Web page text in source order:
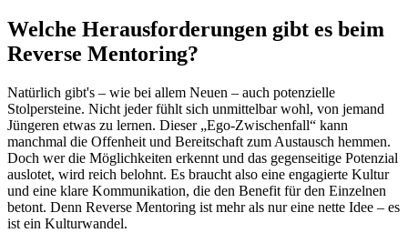
Welche Herausforderungen gibt es beim
Reverse Mentoring?
Natürlich gibt's – wie bei allem Neuen – auch potenzielle
Stolpersteine. Nicht jeder fühlt sich unmittelbar wohl, von jemand
Jüngeren etwas zu lernen. Dieser „Ego-Zwischenfall“ kann
manchmal die Offenheit und Bereitschaft zum Austausch hemmen.
Doch wer die Möglichkeiten erkennt und das gegenseitige Potenzial
auslotet, wird reich belohnt. Es braucht also eine engagierte Kultur
und eine klare Kommunikation, die den Benefit für den Einzelnen
betont. Denn Reverse Mentoring ist mehr als nur eine nette Idee – es
ist ein Kulturwandel.